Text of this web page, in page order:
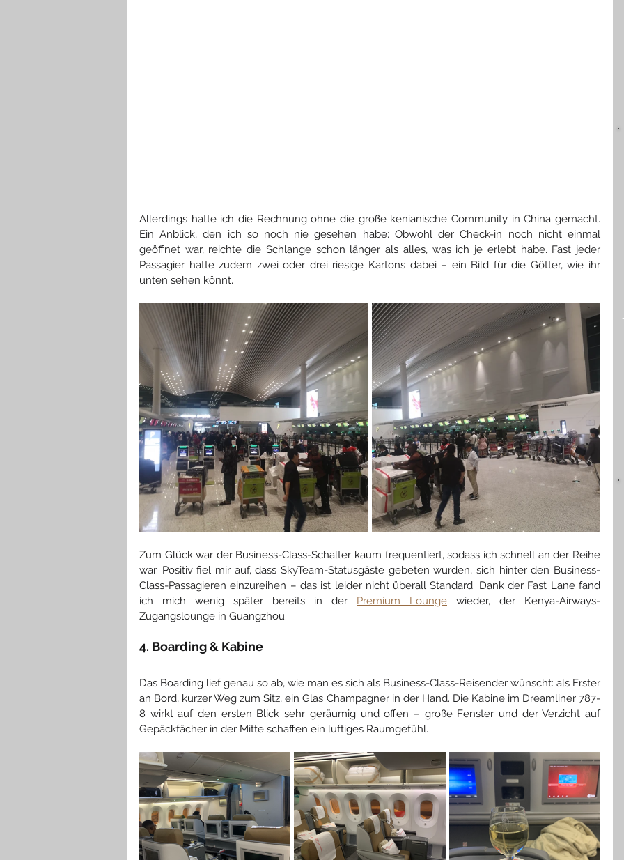
Allerdings hatte ich die Rechnung ohne die große kenianische Community in China gemacht.
Ein Anblick, den ich so noch nie gesehen habe: Obwohl der Check-in noch nicht einmal
geöffnet war, reichte die Schlange schon länger als alles, was ich je erlebt habe. Fast jeder
Passagier hatte zudem zwei oder drei riesige Kartons dabei – ein Bild für die Götter, wie ihr
unten sehen könnt.
Zum Glück war der Business-Class-Schalter kaum frequentiert, sodass ich schnell an der Reihe
war. Positiv fiel mir auf, dass SkyTeam-Statusgäste gebeten wurden, sich hinter den Business-
Class-Passagieren einzureihen – das ist leider nicht überall Standard. Dank der Fast Lane fand
ich mich wenig später bereits in der Premium Lounge wieder, der Kenya-Airways-
Zugangslounge in Guangzhou.
4. Boarding & Kabine
Das Boarding lief genau so ab, wie man es sich als Business-Class-Reisender wünscht: als Erster
an Bord, kurzer Weg zum Sitz, ein Glas Champagner in der Hand. Die Kabine im Dreamliner 787-
8 wirkt auf den ersten Blick sehr geräumig und offen – große Fenster und der Verzicht auf
Gepäckfächer in der Mitte schaffen ein luftiges Raumgefühl.